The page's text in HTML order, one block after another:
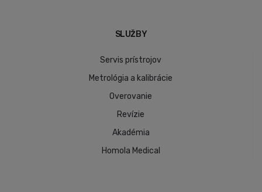
SLUŽBY
Servis prístrojov
Metrológia a kalibrácie
Overovanie
Revízie
Akadémia
Homola Medical